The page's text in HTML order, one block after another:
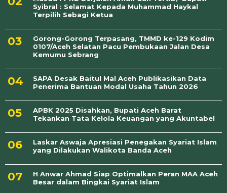
Syibral : Selamat Kepada Muhammad Haykal
Terpilih Sebagi Ketua
Gorong-Gorong Terpasang, TMMD ke-129 Kodim
0107/Aceh Selatan Pacu Pembukaan Jalan Desa
Kemumu Sebrang
SAPA Desak Baitul Mal Aceh Publikasikan Data
Penerima Bantuan Modal Usaha Tahun 2026
APBK 2025 Disahkan, Bupati Aceh Barat
Tekankan Tata Kelola Keuangan yang Akuntabel
Laskar Aswaja Apresiasi Penegakan Syariat Islam
yang Dilakukan Walikota Banda Aceh
H Anwar Ahmad Siap Optimalkan Peran MAA Aceh
Besar dalam Bingkai Syariat Islam